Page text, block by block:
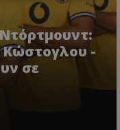
-
σε